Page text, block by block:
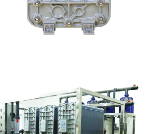
MK-TC50 EDI模块